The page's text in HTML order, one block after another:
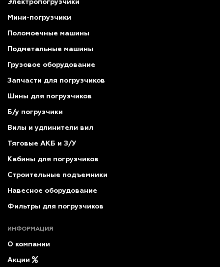
Электропогрузчики
Мини-погрузчики
Поломоечные машины
Подметальные машины
Грузовое оборудование
Запчасти для погрузчиков
Шины для погрузчиков
Б/у погрузчики
Вилы и удлинители вил
Тяговые АКБ и З/У
Кабины для погрузчиков
Строительные подъемники
Навесное оборудование
Фильтры для погрузчиков
ИНФОРМАЦИЯ
О компании
Акции